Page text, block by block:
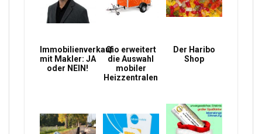
Immobilienverkauf
mit Makler: JA
oder NEIN!
Qio erweitert
die Auswahl
mobiler
Heizzentralen
Der Haribo
Shop